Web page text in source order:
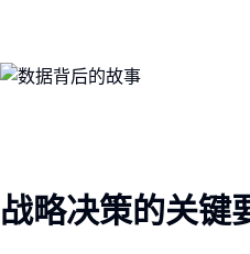
战略决策的关键